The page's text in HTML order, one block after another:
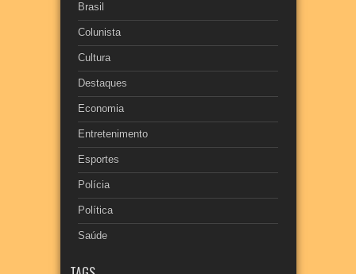
Brasil
Colunista
Cultura
Destaques
Economia
Entretenimento
Esportes
Polícia
Política
Saúde